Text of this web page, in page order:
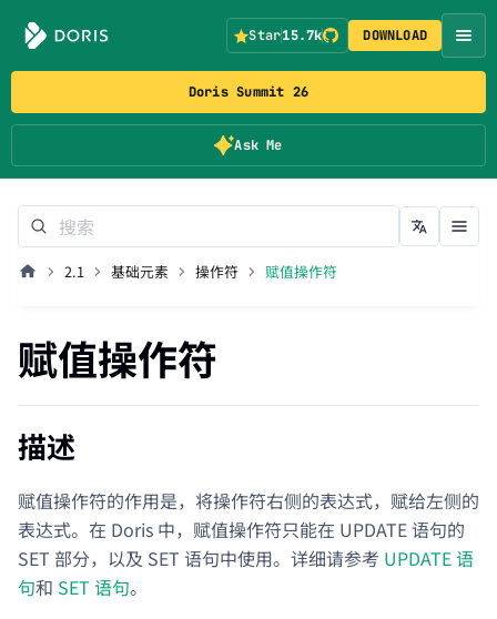
Doris Summit 26
Ask Me
Star15.7k DOWNLOAD
2.1 基础元素 操作符 赋值操作符
赋值操作符
描述
赋值操作符的作用是，将操作符右侧的表达式，赋给左侧的
表达式。在 Doris 中，赋值操作符只能在 UPDATE 语句的
SET 部分，以及 SET 语句中使用。详细请参考 UPDATE 语
句和 SET 语句。